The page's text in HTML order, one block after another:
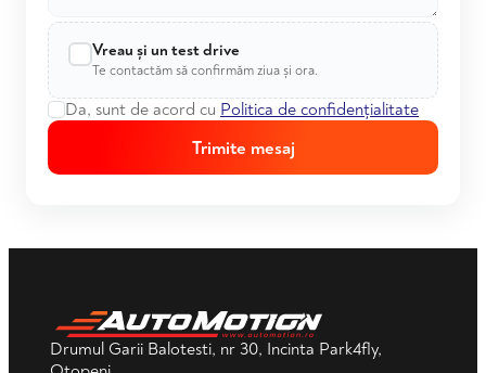
Vreau și un test drive
Te contactăm să confirmăm ziua și ora.
Da, sunt de acord cu Politica de confidențialitate
Trimite mesaj
Drumul Garii Balotesti, nr 30, Incinta Park4fly,